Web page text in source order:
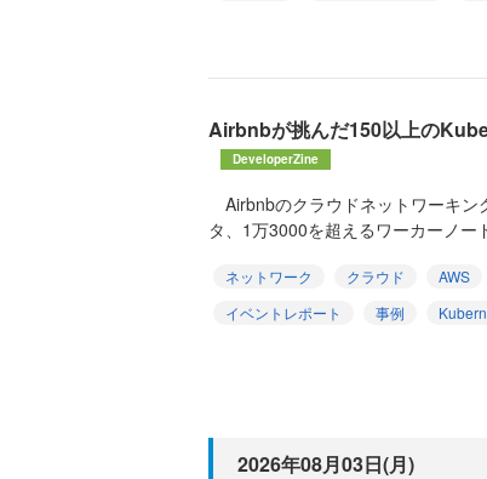
Airbnbが挑んだ150以上の
DeveloperZine
Airbnbのクラウドネットワーキン
タ、1万3000を超えるワーカーノー
ネットワーク クラウド AWS
イベントレポート
事例
2026年08月03日(月)